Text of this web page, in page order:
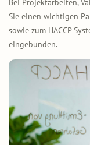
Bei Projektarbeiten,
Sie einen wichtigen
sowie zum HACCP
eingebunden.